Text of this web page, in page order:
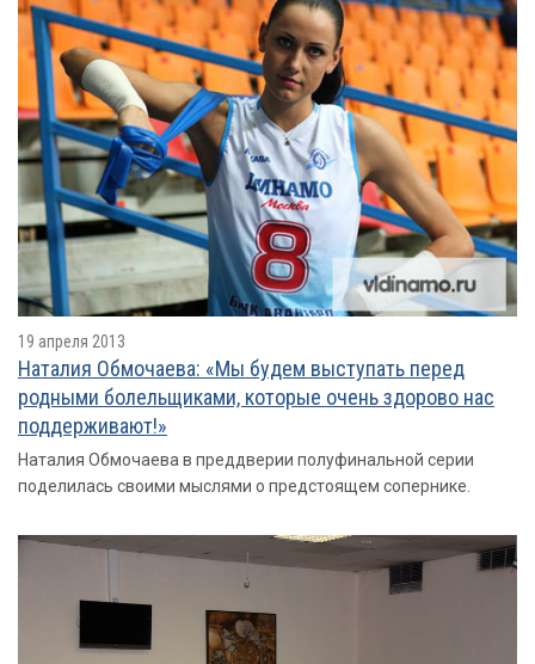
19 апреля 2013
Наталия Обмочаева: «Мы будем выступать перед
родными болельщиками, которые очень здорово нас
поддерживают!»
Наталия Обмочаева в преддверии полуфинальной серии
поделилась своими мыслями о предстоящем сопернике.